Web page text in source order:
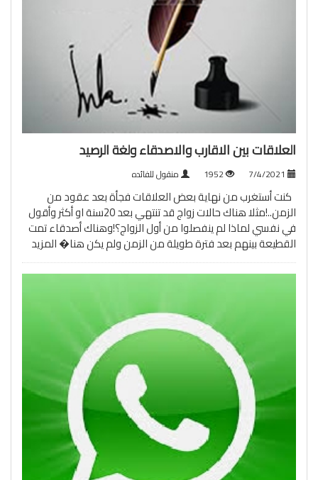
العلاقات بين الاقارب والاصدقاء ولغة الرصيد
1952 منقول للفائده
كنت أستغرب من نهاية بعض العلاقات فجأة بعد عقود من
الزمن..!مثلا هناك حالات زواج قد تنتهي بعد 20سنة او أكثر وأقول
في نفسي لماذا لم ينفصلوا من أول الزواج؟!وهناك أصدقاء تمت
القطيعة بينهم بعد فترة طويلة من الزمن ولم يكن هنا�المزيد